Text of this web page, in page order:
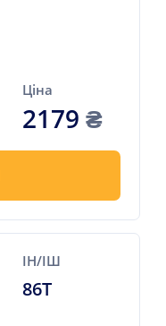
Ціна
2179₴
ІН/ІШ
86T